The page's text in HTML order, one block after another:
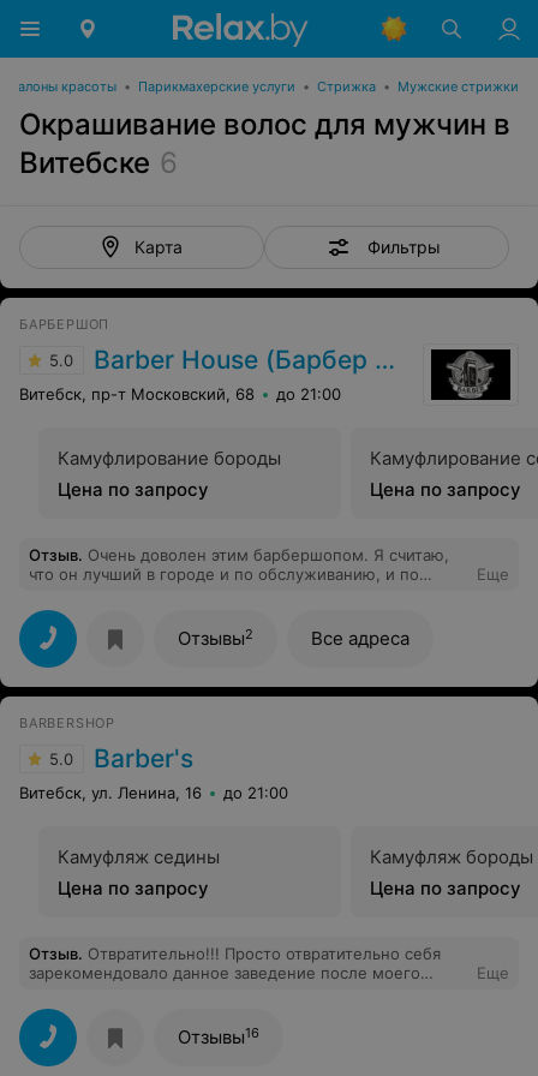
Салоны красоты • Парикмахерские услуги • Стрижка • Мужские стрижки
Окрашивание волос для мужчин в
Витебске 6
Карта Фильтры
БАРБЕРШОП
5.0 Barber House (Барбер Хаус)
Витебск, пр-т Московский, 68 до 21:00
Камуфлирование бороды
Цена по запросу
Камуфлирование
Цена по запросу
Отзыв. Очень доволен этим барбершопом. Я считаю,
что он лучший в городе и по обслуживанию, и по
Бываю и на Московском, и на Гагарина, по
настроению!
Еще
Отзывы2 Все адреса
BARBERSHOP
5.0 Barber's
Витебск, ул. Ленина, 16 до 21:00
Камуфляж седины
Цена по запросу
Камуфляж бороды
Цена по запросу
Отзыв. Отвратительно!!! Просто отвратительно себя
зарекомендовало данное заведение после моего
Максим (худощавый и в каких-то клёшевых джинсах).
Я стригусь в другом заведении у одного мастера, но
он в отпуске. В общем, показал фото нужной стрижки-
он сказал что знает эту стрижку. Этот мастер не
Еще
Отзывы16